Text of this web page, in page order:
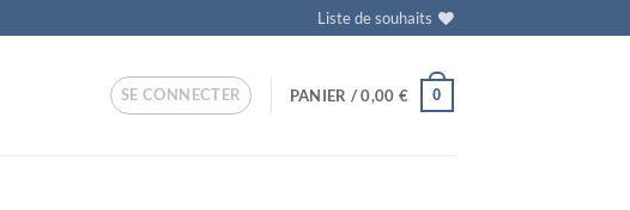
Liste de souhaits
SE CONNECTER PANIER /0,00 € 0